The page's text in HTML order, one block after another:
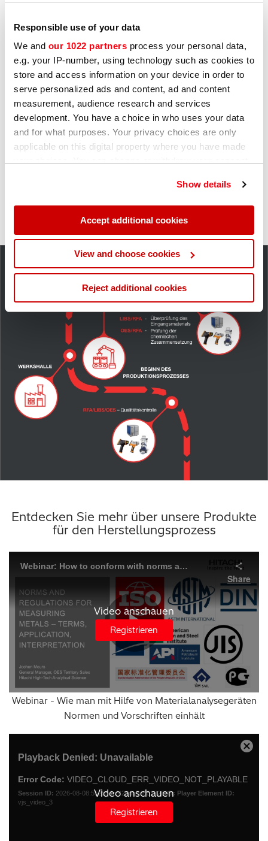
Responsible use of your data
We and our 1022 partners process your personal data,
e.g. your IP-number, using technology such as cookies to
store and access information on your device in order to
serve personalized ads and content, ad and content
measurement, audience research and services
development. You have a choice in who uses your data
and for what purposes. Your privacy choices are only
applicable on this digital property where you have made
If you allow, we would also like to:
Collect information about your geographical
location which can be accurate to within several
specific characteristics (fingerprinting)
Find out more about how your personal data is processed
and set your preferences in the
details section.
We use some essential cookies to make this website
work. We'd like to use additional cookies to personalise
content, to provide social media features and to analyse
our traffic. We also use cookies set by other sites to help
us deliver content from their services. We also share
information about your use of our site with our social
media, advertising and analytics partners who may
combine it with other information that you’ve provided to
services. You can find out more about ourcookie
Show details
Accept additional cookies
View and choose cookies
Reject additional cookies
Herstellung
Die Qualitätssicherung während des
Herstellungsprozesses hilft Ihnen, die Vorschriften
einzuhalten und den Kostendruck zu bewältigen. Mit
unseren Metallanalysatoren können Sie die
Zusammensetzung von Materialien, die in den Prozess
einfließen, überprüfen und analysieren, um Aussschuss
und durch Nacharbeit zu vermeiden. Die
Qualitätskontrolle nach Fertigstellung der Komponenten
geben Ihnen die Gewissheit, dass Ihre Produkte den
Entdecken Sie mehr über unsere Produkte
für den Herstellungsprozess
Video anschauen
Registrieren
Webinar - Wie man mit Hilfe von Materialanalysegeräten
Normen und Vorschriften einhält
Video anschauen
Registrieren